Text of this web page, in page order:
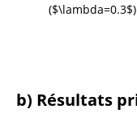
b) Résultats